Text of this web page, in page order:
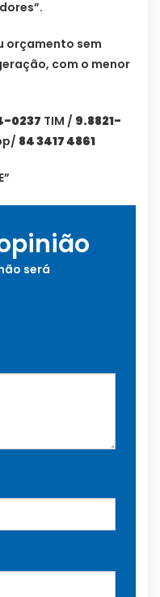
orçamento sem
com o menor
0237 TIM / 9.8821-
84 3417 4861
será